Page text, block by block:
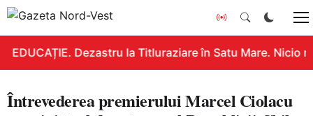
EDUCAȚIE. Dezastru la Titluraziare în Satu Mare. Nicio
Întrevederea premierului Marcel Ciolacu